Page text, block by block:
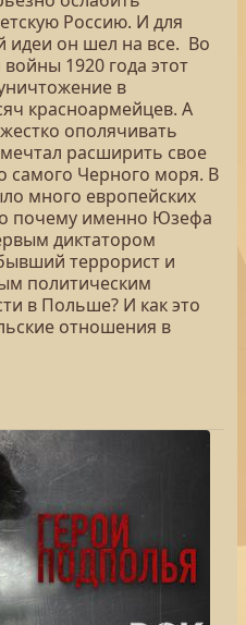
Россию. И для
идеи он шел на все. Во
1920 года этот
в
красноармейцев. А
ополячивать
расширить свое
самого Черного моря. В
много европейских
почему именно Юзефа
диктатором
террорист и
политическим
в Польше? И как это
отношения в